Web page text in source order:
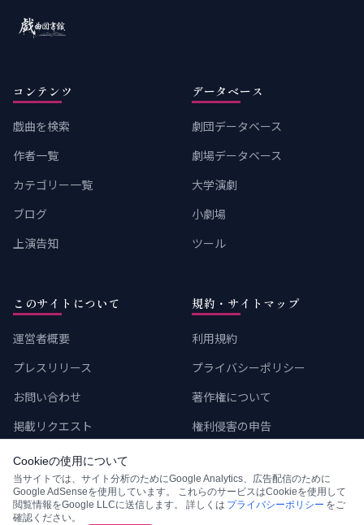
コンテンツ
戯曲を検索
作者一覧
カテゴリー一覧
ブログ
上演告知
データベース
劇団データベース
劇場データベース
大学演劇
小劇場
ツール
このサイトについて
運営者概要
プレスリリース
お問い合わせ
掲載リクエスト
規約・サイトマップ
利用規約
プライバシーポリシー
著作権について
権利侵害の申告
Cookieの使用について
当サイトでは、サイト分析のためにGoogle Analytics、広告配信のために
Google AdSenseを使用しています。 これらのサービスはCookieを使用して
閲覧情報をGoogle LLCに送信します。 詳しくは プライバシーポリシー をご
確認ください。